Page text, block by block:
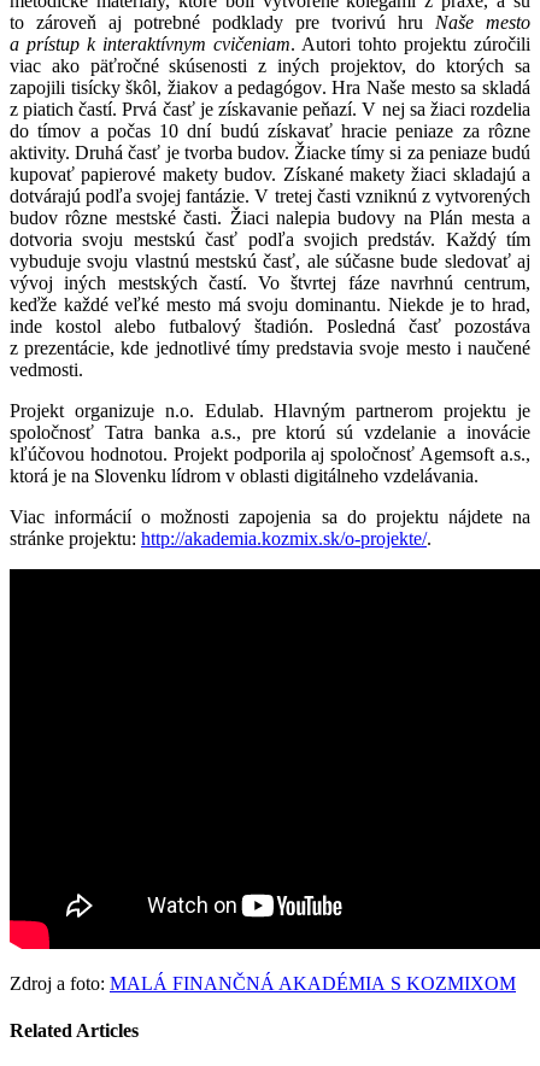
to zároveň aj potrebné podklady pre tvorivú hru Naše mesto
a prístup k interaktívnym cvičeniam. Autori tohto projektu zúročili
viac ako päťročné skúsenosti z iných projektov, do ktorých sa
zapojili tisícky škôl, žiakov a pedagógov. Hra Naše mesto sa skladá
z piatich častí. Prvá časť je získavanie peňazí. V nej sa žiaci rozdelia
do tímov a počas 10 dní budú získavať hracie peniaze za rôzne
aktivity. Druhá časť je tvorba budov. Žiacke tímy si za peniaze budú
kupovať papierové makety budov. Získané makety žiaci skladajú a
dotvárajú podľa svojej fantázie. V tretej časti vzniknú z vytvorených
budov rôzne mestské časti. Žiaci nalepia budovy na Plán mesta a
dotvoria svoju mestskú časť podľa svojich predstáv. Každý tím
vybuduje svoju vlastnú mestskú časť, ale súčasne bude sledovať aj
vývoj iných mestských častí. Vo štvrtej fáze navrhnú centrum,
keďže každé veľké mesto má svoju dominantu. Niekde je to hrad,
inde kostol alebo futbalový štadión. Posledná časť pozostáva
z prezentácie, kde jednotlivé tímy predstavia svoje mesto i naučené
vedmosti.
Projekt organizuje n.o. Edulab. Hlavným partnerom projektu je
spoločnosť Tatra banka a.s., pre ktorú sú vzdelanie a inovácie
kľúčovou hodnotou. Projekt podporila aj spoločnosť Agemsoft a.s.,
ktorá je na Slovenku lídrom v oblasti digitálneho vzdelávania.
Viac informácií o možnosti zapojenia sa do projektu nájdete na
stránke projektu: http://akademia.kozmix.sk/o-projekte/.
Zdroj a foto: MALÁ FINANČNÁ AKADÉMIA S KOZMIXOM
Related Articles